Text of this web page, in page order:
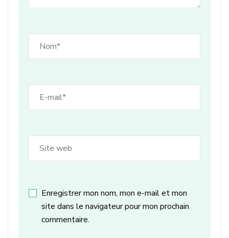
Enregistrer mon nom, mon e-mail et mon
site dans le navigateur pour mon prochain
commentaire.